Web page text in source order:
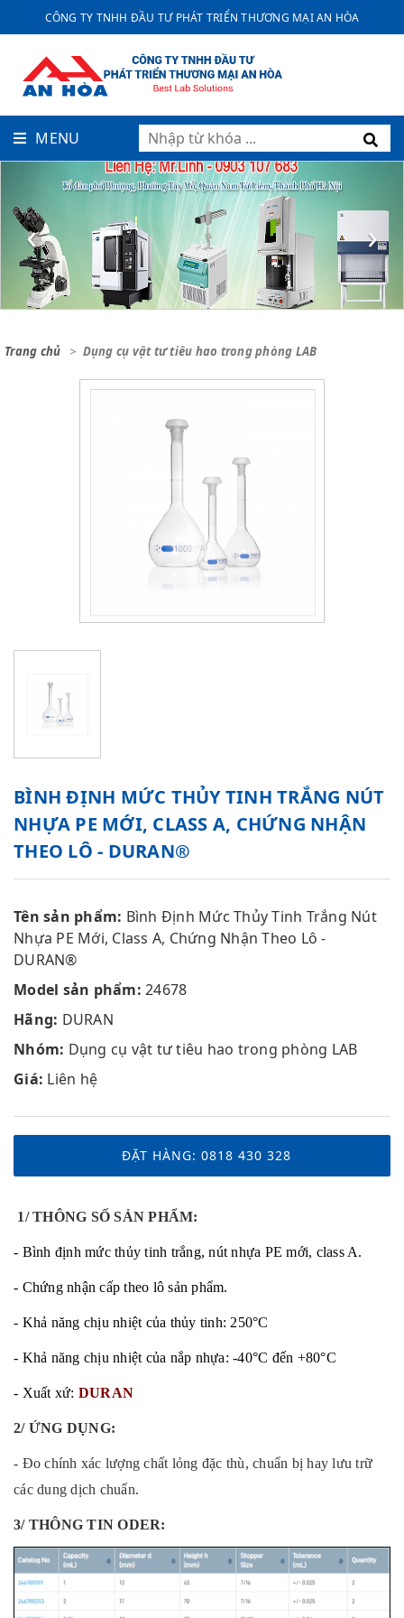
CÔNG TY TNHH ĐẦU TƯ PHÁT TRIỂN THƯƠNG MẠI AN HÒA
MENU
‹ ›
Trang chủ Dụng cụ vật tư tiêu hao trong phòng LAB
BÌNH ĐỊNH MỨC THỦY TINH TRẮNG NÚT
NHỰA PE MỚI, CLASS A, CHỨNG NHẬN
THEO LÔ - DURAN®
Tên sản phẩm: Bình Định Mức Thủy Tinh Trắng Nút
Nhựa PE Mới, Class A, Chứng Nhận Theo Lô -
DURAN®
Model sản phẩm: 24678
Hãng: DURAN
Nhóm: Dụng cụ vật tư tiêu hao trong phòng LAB
Giá: Liên hệ
ĐẶT HÀNG: 0818 430 328
1/ THÔNG SỐ SẢN PHẨM:
- Bình định mức thủy tinh trắng, nút nhựa PE mới, class A.
- Chứng nhận cấp theo lô sản phẩm.
- Khả năng chịu nhiệt của thủy tinh: 250°C
- Khả năng chịu nhiệt của nắp nhựa: -40°C đến +80°C
- Xuất xứ: DURAN
2/ ỨNG DỤNG:
- Đo chính xác lượng chất lỏng đặc thù, chuẩn bị hay lưu trữ
các dung dịch chuẩn.
3/ THÔNG TIN ODER: